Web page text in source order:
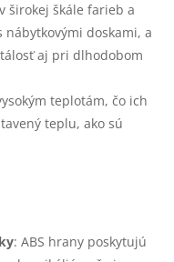
širokej škále farieb a
doskami, a
aj pri dlhodobom
teplotám, čo ich
teplu, ako sú
: ABS hrany poskytujú